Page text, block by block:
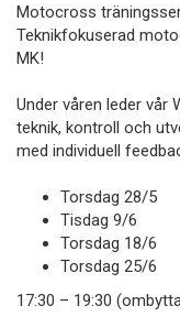
Motocross
Teknikfokuserad
MK!
Under våren leder vår
teknik, kontroll och
med individuell
Torsdag 28/5
Tisdag 9/6
Torsdag 18/6
Torsdag 25/6
17:30 – 19:30